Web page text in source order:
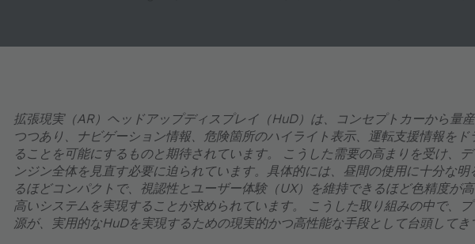
拡張現実（AR）ヘッドアップディスプレイ（HuD）は、コンセプトカーから量
つつあり、ナビゲーション情報、危険箇所のハイライト表示、運転支援情報を
ることを可能にするものと期待されています。 こうした需要の高まりを受け、
ンジン全体を見直す必要に迫られています。具体的には、昼間の使用に十分な
るほどコンパクトで、視認性とユーザー体験（UX）を維持できるほど色精度が
高いシステムを実現することが求められています。 こうした取り組みの中で、
源が、実用的なHuDを実現するための現実的かつ高性能な手段として台頭してき